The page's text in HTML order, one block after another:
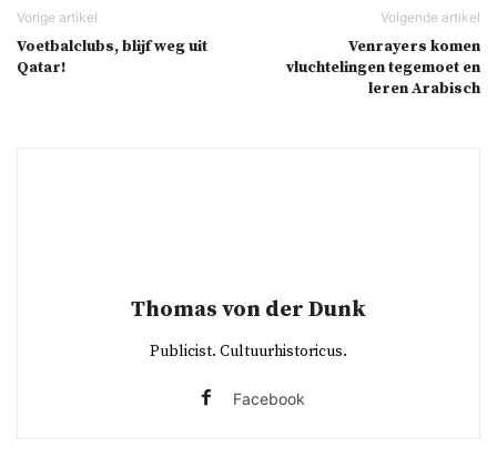
Voetbalclubs, blijf weg uit
Qatar!
Venrayers komen
vluchtelingen tegemoet en
leren Arabisch
Thomas von der Dunk
Publicist. Cultuurhistoricus.
Facebook